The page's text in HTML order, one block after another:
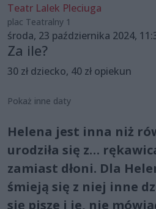
Teatr Lalek Pleciuga
plac Teatralny 1
środa, 23 października 2024,
Za ile?
30 zł dziecko, 40 zł opiekun
Pokaż inne daty
Helena jest inna niż
urodziła się z…
zamiast dłoni. Dla
śmieją się z niej inne
się pisze i je, nie